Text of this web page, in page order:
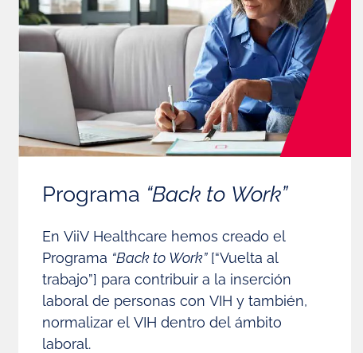
Programa “Back to Work”
En ViiV Healthcare hemos creado el
Programa “Back to Work”[“Vuelta al
trabajo”] para contribuir a la inserción
laboral de personas con VIH y también,
normalizar el VIH dentro del ámbito
laboral.